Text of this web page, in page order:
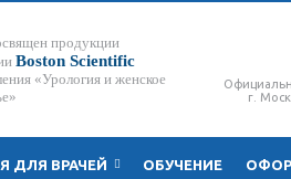
продукции
Boston Scientific
«Урология и женское
г.
ДЛЯ ВРАЧЕЙ ОБУЧЕНИЕ